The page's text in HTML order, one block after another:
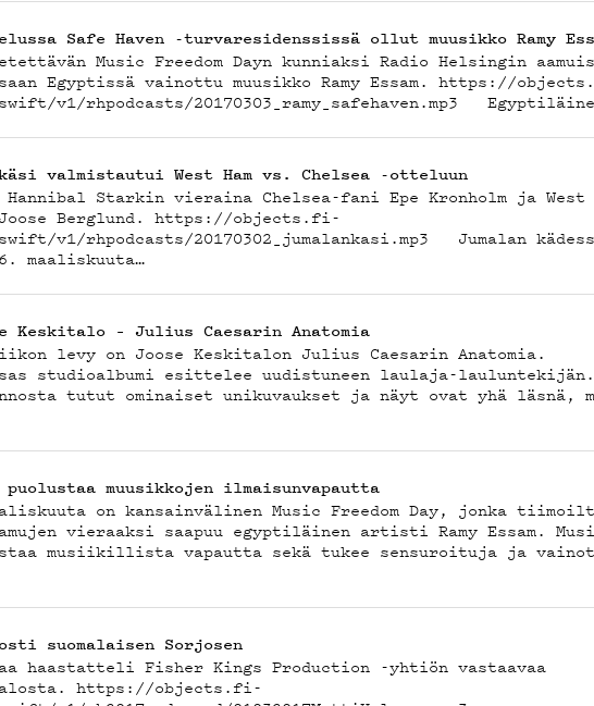
Safe Haven -turvaresidenssissä ollut muusikko Ramy
Music Freedom Dayn kunniaksi Radio Helsingin
Egyptissä vainottu muusikko Ramy Essam. https://
v1/rhpodcasts/20170303_ramy_safehaven.mp3
valmistautui West Ham vs. Chelsea -otteluun
Starkin vieraina Chelsea-fani Epe Kronholm ja West
Joose Berglund. https://objects.fi-
v1/rhpodcasts/20170302_jumalankasi.mp3 Jumalan
maaliskuuta…
Keskitalo – Julius Caesarin Anatomia
levy on Joose Keskitalon Julius Caesarin Anatomia.
studioalbumi esittelee uudistuneen laulaja-lauluntekijän.
tutut ominaiset unikuvaukset ja näyt ovat yhä läsnä,
puolustaa muusikkojen ilmaisunvapautta
on kansainvälinen Music Freedom Day, jonka
vieraaksi saapuu egyptiläinen artisti Ramy Essam.
musiikillista vapautta sekä tukee sensuroituja ja
suomalaisen Sorjosen
haastatteli Fisher Kings Production -yhtiön vastaavaa
https://objects.fi-